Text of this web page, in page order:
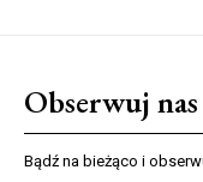
Obserwuj nas
Bądź na bieżąco i